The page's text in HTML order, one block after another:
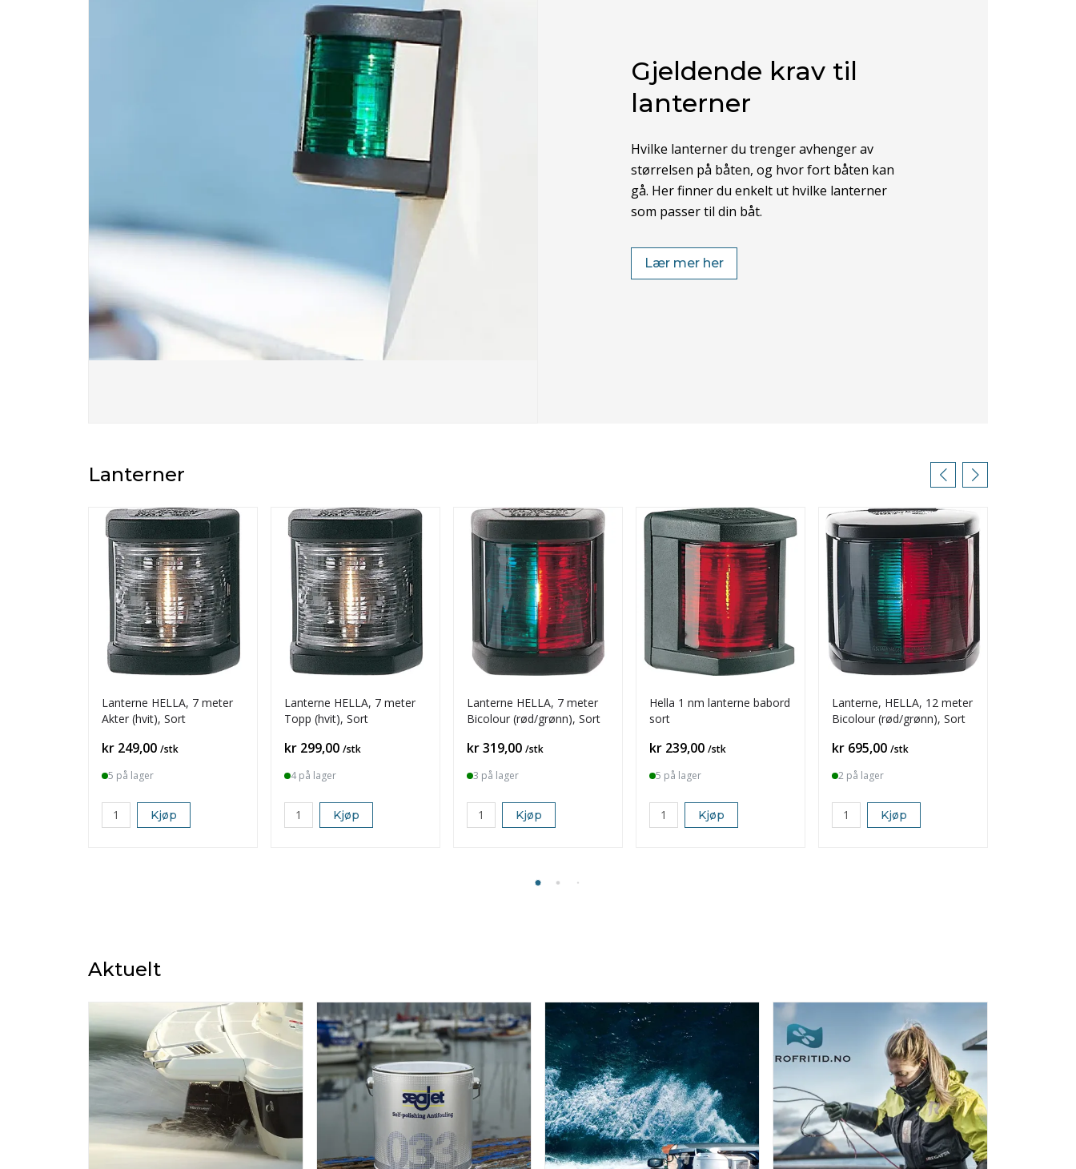
Gjeldende krav til
lanterner
Hvilke lanterner du trenger avhenger av
størrelsen på båten, og hvor fort båten kan
gå. Her finner du enkelt ut hvilke lanterner
som passer til din båt.
Lær mer her
Lanterner
Lanterne HELLA, 7 meter
Akter (hvit), Sort
Pris
kr 249,00 /stk
5 på lager
Kjøp
Lanterne HELLA, 7 meter
Topp (hvit), Sort
Pris
kr 299,00 /stk
4 på lager
Kjøp
Lanterne HELLA, 7 meter
Bicolour (rød/grønn), Sort
Pris
kr 319,00 /stk
3 på lager
Kjøp
Hella 1 nm lanterne babord
sort
Pris
kr 239,00 /stk
5 på lager
Kjøp
Lanterne, HELLA, 12 meter
Bicolour (rød/grønn), Sort
Pris
kr 695,00 /stk
2 på lager
Kjøp
Aktuelt